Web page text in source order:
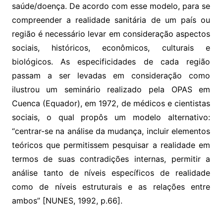
saúde/doença. De acordo com esse modelo, para se
compreender a realidade sanitária de um país ou
região é necessário levar em consideração aspectos
sociais, históricos, econômicos, culturais e
biológicos. As especificidades de cada região
passam a ser levadas em consideração como
ilustrou um seminário realizado pela OPAS em
Cuenca (Equador), em 1972, de médicos e cientistas
sociais, o qual propôs um modelo alternativo:
“centrar-se na análise da mudança, incluir elementos
teóricos que permitissem pesquisar a realidade em
termos de suas contradições internas, permitir a
análise tanto de níveis específicos de realidade
como de níveis estruturais e as relações entre
ambos” [NUNES, 1992, p.66].